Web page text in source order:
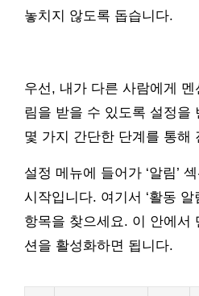
놓치지 않도록 돕습니다.
우선, 내가 다른 사람에게
림을 받을 수 있도록 설정을
몇 가지 간단한 단계를 통해
설정 메뉴에 들어가 ‘알림’
시작입니다. 여기서 ‘활동 알
항목을 찾으세요. 이 안에서
션을 활성화하면 됩니다.